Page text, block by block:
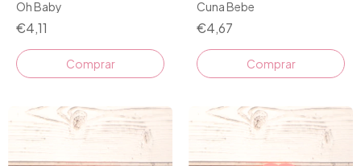
Oh Baby
€4,11
Comprar
Cuna Bebe
€4,67
Comprar